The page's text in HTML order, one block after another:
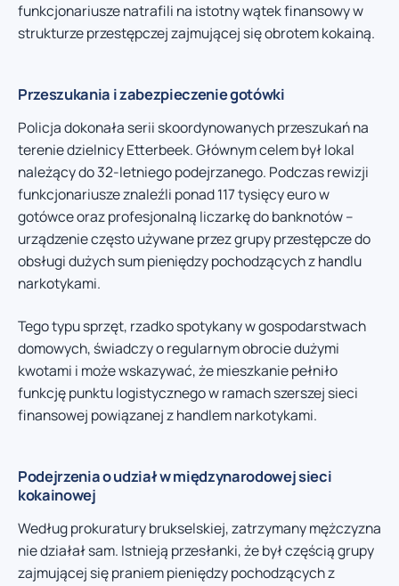
funkcjonariusze natrafili na istotny wątek finansowy w
strukturze przestępczej zajmującej się obrotem kokainą.
Przeszukania i zabezpieczenie gotówki
Policja dokonała serii skoordynowanych przeszukań na
terenie dzielnicy Etterbeek. Głównym celem był lokal
należący do 32-letniego podejrzanego. Podczas rewizji
funkcjonariusze znaleźli ponad 117 tysięcy euro w
gotówce oraz profesjonalną liczarkę do banknotów –
urządzenie często używane przez grupy przestępcze do
obsługi dużych sum pieniędzy pochodzących z handlu
narkotykami.
Tego typu sprzęt, rzadko spotykany w gospodarstwach
domowych, świadczy o regularnym obrocie dużymi
kwotami i może wskazywać, że mieszkanie pełniło
funkcję punktu logistycznego w ramach szerszej sieci
finansowej powiązanej z handlem narkotykami.
Podejrzenia o udział w międzynarodowej sieci
kokainowej
Według prokuratury brukselskiej, zatrzymany mężczyzna
nie działał sam. Istnieją przesłanki, że był częścią grupy
zajmującej się praniem pieniędzy pochodzących z